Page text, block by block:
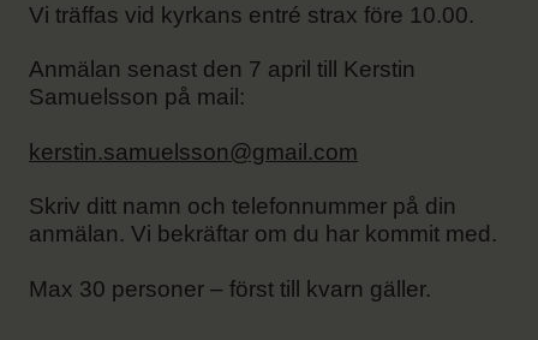
Vi träffas vid kyrkans entré strax före 10.00.
Anmälan senast den 7 april till Kerstin
Samuelsson på mail:
kerstin.samuelsson@gmail.com
Skriv ditt namn och telefonnummer på din
anmälan. Vi bekräftar om du har kommit med.
Max 30 personer – först till kvarn gäller.